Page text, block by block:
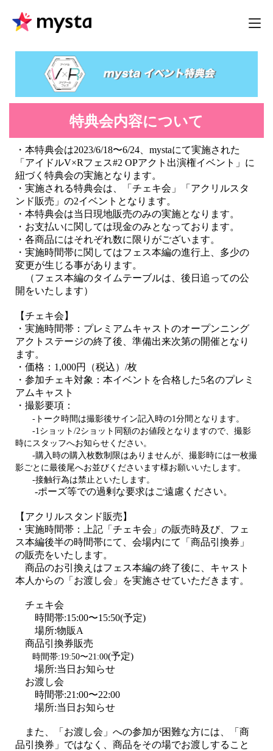
特典会内容について
・本特典会は2023/6/18〜6/24、mystaにて実施された
「アイドルV×Rフェス#2 OPアクト出演権イベント 」 に
紐づく特典会の実施となります。
・実施される特典会は、「チェキ会」「アクリルスタ
ンド販売」の2イベントとなります。
・本特典会は当日現地販売のみの実施となります。
・お支払いに関しては現金のみとなっております。
・各商品にはそれぞれ数に限りがございます。
・実施時間帯に関してはフェス本編の進行上、多少の
変更が生じる事があります。
（フェス本編のタイムテーブルは、後日追っての公
開をいたします）
【チェキ会 】
・実施時間帯：プレミアムキャストのオープンニング
アクトステージの終了後、準備出来次第の開催となり
ます。
・価格： 1,000円（税込） /枚
・参加チェキ対象：本イベントを合格した5名のプレミ
アムキャスト
・撮影要項 ：
-トーク時間は撮影後サイン記入時の1分間となります。
-1ショット/2ショット同額のお値段となりますので、撮影
時にスタッフへお知らせください。
-購入時の購入枚数制限はありませんが、撮影時には一枚撮
影ごとに最後尾へお並びくださいます様お願いいたします。
-接触行為は禁止といたします。
-ポーズ等での過剰な要求はご遠慮ください。
【 アクリルスタンド販売 】
・実施時間帯：上記「チェキ会」の販売時及び、フェ
ス本編後半の時間帯にて、 会場内にて「商品引換券」
の販売をいた します。
商品のお引換えはフェス本編の終了後に、キャスト
本人からの「お渡し会」を実施させていただきます。
チェキ会
時間帯:15:00〜15:50(予定)
場所:物販A
商品引換券販売
時間帯:19:50〜21:00(予定)
場所:当日お知らせ
お渡し会
時間帯:21:00〜22:00
場所:当日お知らせ
また、「お渡し会」への参加が困難な方には、「商
品引換券」ではなく、商品をその場でお渡しすること